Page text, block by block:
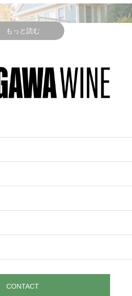
ンのブドウは、成熟度と酸のレベ
された。
ルドー酵母を加えて48時間低温浸
で発酵。
バーを行うことで、フレーバー、
ソーヴィニヨン。
ム、ブラックベリーの果実味にソ
ョコレートのニュアンスが加わ
よい酸味があり、フィニッシュに
トーストのニュアンスが感じられ
もっと読む
ペドロンチェリワ
イナリー
切らない!！」 常にコス
90周年を迎えました。
CONTACT